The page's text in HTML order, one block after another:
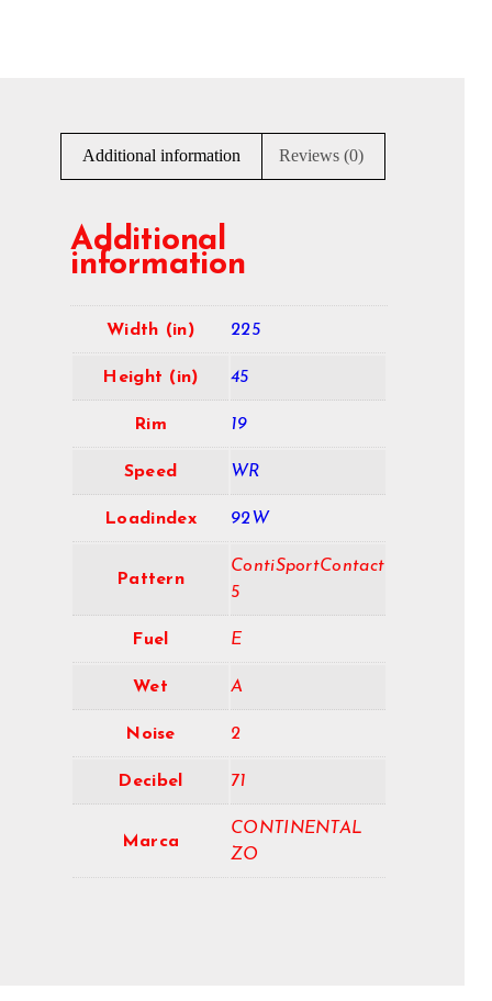
Additional information Reviews (0)
Additional
information
Width (in) 225
Height (in) 45
Rim 19
Speed WR
Loadindex 92W
Pattern
ContiSportContact
5
Fuel E
Wet A
Noise 2
Decibel 71
Marca
CONTINENTAL
ZO